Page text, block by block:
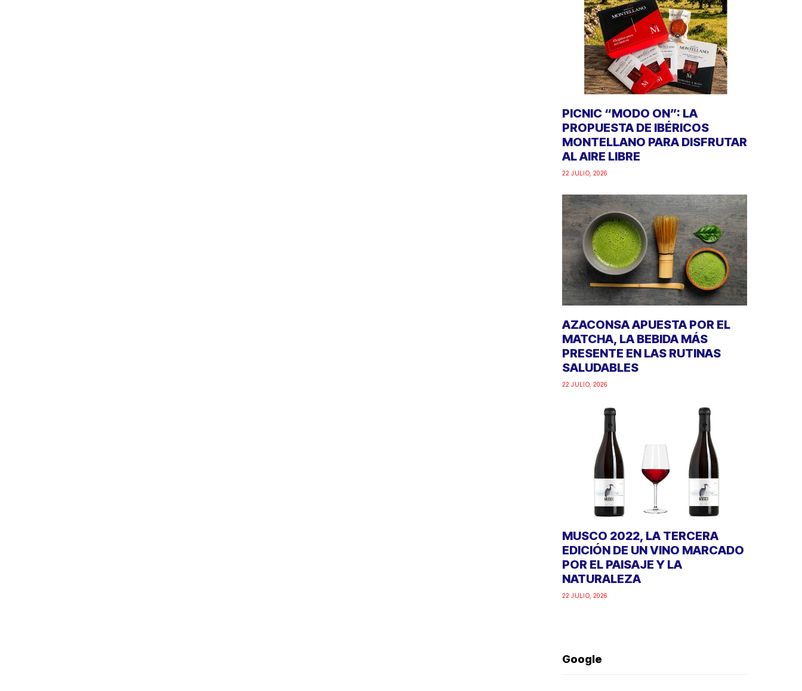
PICNIC “MODO ON”: LA
PROPUESTA DE IBÉRICOS
MONTELLANO PARA DISFRUTAR
AL AIRE LIBRE
22 JULIO, 2026
AZACONSA APUESTA POR EL
MATCHA, LA BEBIDA MÁS
PRESENTE EN LAS RUTINAS
SALUDABLES
22 JULIO, 2026
MUSCO 2022, LA TERCERA
EDICIÓN DE UN VINO MARCADO
POR EL PAISAJE Y LA
NATURALEZA
22 JULIO, 2026
Google